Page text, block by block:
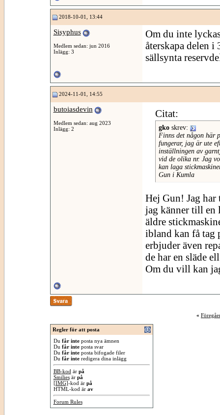
2018-10-01, 13:44
Sisyphus
Medlem sedan: jun 2016
Inlägg: 3
Om du inte
återskapa delen
sällsynta
2024-11-01, 14:55
butoiasdevin
Medlem sedan: aug 2023
Inlägg: 2
Citat:
gkoskrev:
Finns det någon här
fungerar, jag är ute
inställningen av
vid de olika nr. Jag
kan laga
Gun i Kumla
Hej Gun! Jag
jag känner till en
äldre
ibland kan få tag
erbjuder även
de har en släde
Om du vill kan
«
Regler för att posta
Du får inteposta nya ämnen
Du får inteposta svar
Du får inteposta bifogade filer
Du får interedigera dina inlägg
BB-kod är på
Smiliesär på
[IMG]-kod är på
HTML-kod är av
Forum Rules